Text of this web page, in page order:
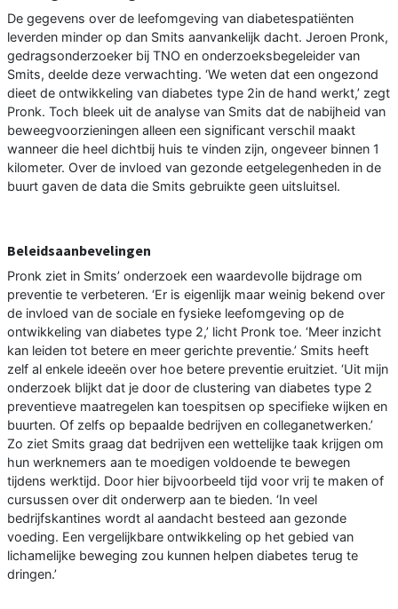
De gegevens over de leefomgeving van diabetespatiënten
leverden minder op dan Smits aanvankelijk dacht. Jeroen Pronk,
gedragsonderzoeker bij TNO en onderzoeksbegeleider van
Smits, deelde deze verwachting. ‘We weten dat een ongezond
dieet de ontwikkeling van diabetes type 2in de hand werkt,’ zegt
Pronk. Toch bleek uit de analyse van Smits dat de nabijheid van
beweegvoorzieningen alleen een significant verschil maakt
wanneer die heel dichtbij huis te vinden zijn, ongeveer binnen 1
kilometer. Over de invloed van gezonde eetgelegenheden in de
buurt gaven de data die Smits gebruikte geen uitsluitsel.
Beleidsaanbevelingen
Pronk ziet in Smits’ onderzoek een waardevolle bijdrage om
preventie te verbeteren. ‘Er is eigenlijk maar weinig bekend over
de invloed van de sociale en fysieke leefomgeving op de
ontwikkeling van diabetes type 2,’ licht Pronk toe. ‘Meer inzicht
kan leiden tot betere en meer gerichte preventie.’ Smits heeft
zelf al enkele ideeën over hoe betere preventie eruitziet. ‘Uit mijn
onderzoek blijkt dat je door de clustering van diabetes type 2
preventieve maatregelen kan toespitsen op specifieke wijken en
buurten. Of zelfs op bepaalde bedrijven en colleganetwerken.’
Zo ziet Smits graag dat bedrijven een wettelijke taak krijgen om
hun werknemers aan te moedigen voldoende te bewegen
tijdens werktijd. Door hier bijvoorbeeld tijd voor vrij te maken of
cursussen over dit onderwerp aan te bieden. ‘In veel
bedrijfskantines wordt al aandacht besteed aan gezonde
voeding. Een vergelijkbare ontwikkeling op het gebied van
lichamelijke beweging zou kunnen helpen diabetes terug te
dringen.’